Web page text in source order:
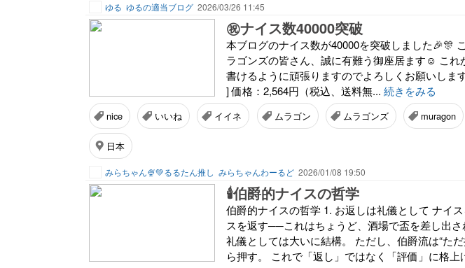
ゆる ゆるの適当ブログ 2026/03/26 11:45
㊗ナイス数40000突破
本ブログのナイス数が40000を突破しました🎉🎊
ラゴンズの皆さん、誠に有難う御座居ます☺️ これ
書けるように頑張りますのでよろしくお願いしま
] 価格：2,564円（税込、送料無... 続きをみる
nice いいね イイネ ムラゴン ムラゴンズ muragon
日本
みらちゃん🍨💚るるたん推し みらちゃんわーるど 2026/01/08 19:50
🕯伯爵的ナイスの哲学
伯爵的ナイスの哲学 1. お返しは礼儀として ナイ
スを返す──これはちょうど、酒場で盃を差し出さ
礼儀としては大いに結構。 ただし、伯爵流は“た
ら押す。 これで「返し」ではなく「評価」に格上